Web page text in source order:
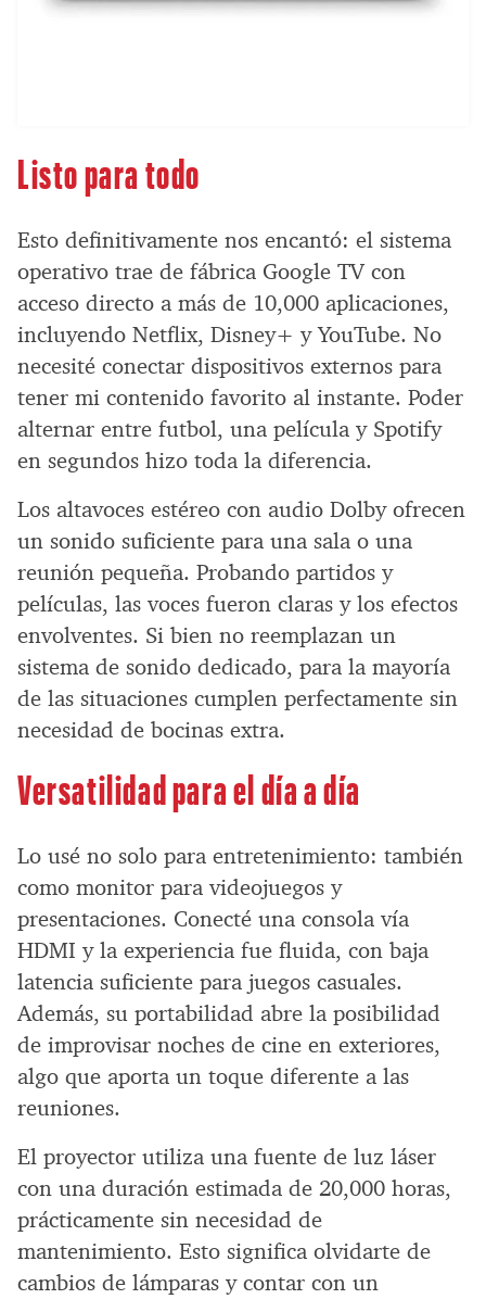
Listo para todo
Esto definitivamente nos encantó: el sistema
operativo trae de fábrica Google TV con
acceso directo a más de 10,000 aplicaciones,
incluyendo Netflix, Disney+ y YouTube. No
necesité conectar dispositivos externos para
tener mi contenido favorito al instante. Poder
alternar entre futbol, una película y Spotify
en segundos hizo toda la diferencia.
Los altavoces estéreo con audio Dolby ofrecen
un sonido suficiente para una sala o una
reunión pequeña. Probando partidos y
películas, las voces fueron claras y los efectos
envolventes. Si bien no reemplazan un
sistema de sonido dedicado, para la mayoría
de las situaciones cumplen perfectamente sin
necesidad de bocinas extra.
Versatilidad para el día a día
Lo usé no solo para entretenimiento: también
como monitor para videojuegos y
presentaciones. Conecté una consola vía
HDMI y la experiencia fue fluida, con baja
latencia suficiente para juegos casuales.
Además, su portabilidad abre la posibilidad
de improvisar noches de cine en exteriores,
algo que aporta un toque diferente a las
reuniones.
El proyector utiliza una fuente de luz láser
con una duración estimada de 20,000 horas,
prácticamente sin necesidad de
mantenimiento. Esto significa olvidarte de
cambios de lámparas y contar con un